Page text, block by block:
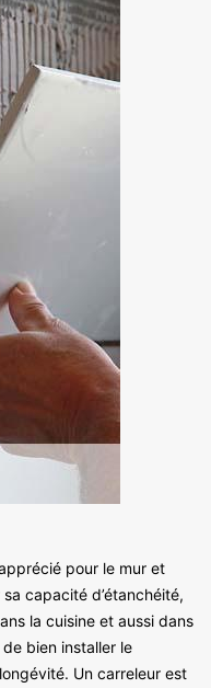
pour le mur et
capacité d’étanchéité,
la cuisine et aussi dans
bien installer le
Un carreleur est